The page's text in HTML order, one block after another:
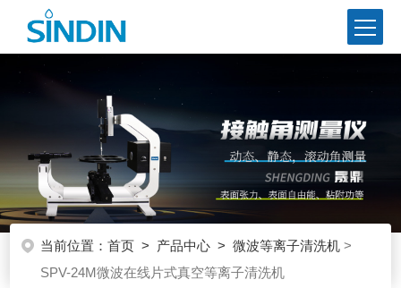
当前位置：首页 > 产品中心 >微波等离子清洗机 >
SPV-24M微波在线片式真空等离子清洗机